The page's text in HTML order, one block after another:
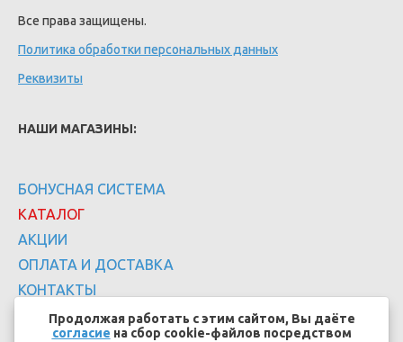
Все права защищены.
Политика обработки персональных данных
Реквизиты
НАШИ МАГАЗИНЫ:
БОНУСНАЯ СИСТЕМА
КАТАЛОГ
АКЦИИ
ОПЛАТА И ДОСТАВКА
КОНТАКТЫ
Продолжая работать с этим сайтом, Вы даёте
согласие на сбор cookie-файлов посредством